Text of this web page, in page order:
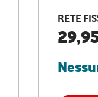
RETE